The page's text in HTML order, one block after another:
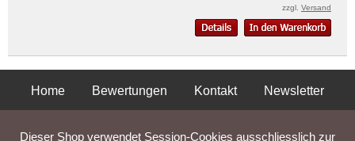
zzgl. Versand
Home Bewertungen Kontakt
Newsletter
Dieser Shop verwendet Session-Cookies ausschliesslich zur